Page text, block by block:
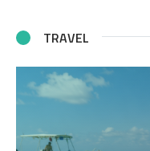
TRAVEL